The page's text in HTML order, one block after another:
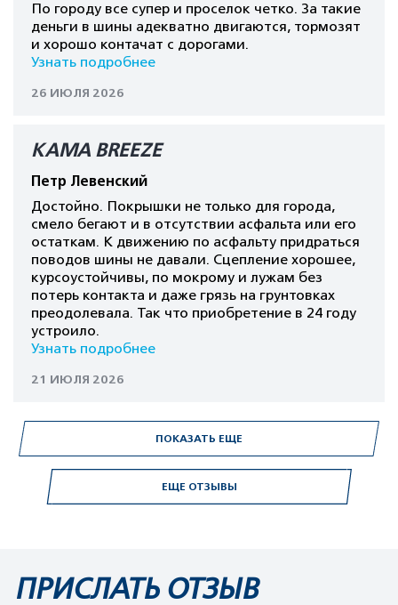
ЕЩЕ ОТЗЫВЫ
По городу все супер и проселок четко. За такие
деньги в шины адекватно двигаются, тормозят
и хорошо контачат с дорогами.
Узнать подробнее
26 ИЮЛЯ 2026
КАМА BREEZE
Петр Левенский
Достойно. Покрышки не только для города,
смело бегают и в отсутствии асфальта или его
остаткам. К движению по асфальту придраться
поводов шины не давали. Сцепление хорошее,
курсоустойчивы, по мокрому и лужам без
потерь контакта и даже грязь на грунтовках
преодолевала. Так что приобретение в 24 году
устроило.
Узнать подробнее
21 ИЮЛЯ 2026
ПОКАЗАТЬ ЕЩЕ
ПРИСЛАТЬ ОТЗЫВ